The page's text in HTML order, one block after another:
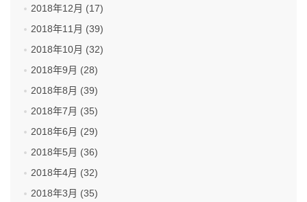
2018年12月 (17)
2018年11月 (39)
2018年10月 (32)
2018年9月 (28)
2018年8月 (39)
2018年7月 (35)
2018年6月 (29)
2018年5月 (36)
2018年4月 (32)
2018年3月 (35)